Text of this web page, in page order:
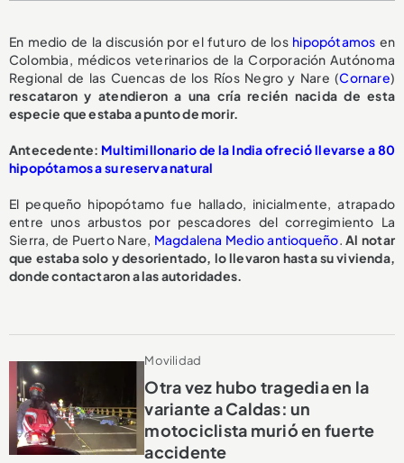
En medio de la discusión por el futuro de los hipopótamos en
Colombia, médicos veterinarios de la Corporación Autónoma
Regional de las Cuencas de los Ríos Negro y Nare (Cornare)
rescataron y atendieron a una cría recién nacida de esta
especie que estaba a punto de morir.
Antecedente: Multimillonario de la India ofreció llevarse a 80
hipopótamos a su reserva natural
El pequeño hipopótamo fue hallado, inicialmente, atrapado
entre unos arbustos por pescadores del corregimiento La
Sierra, de Puerto Nare, Magdalena Medio antioqueño.Al notar
que estaba solo y desorientado, lo llevaron hasta su vivienda,
donde contactaron a las autoridades.
Movilidad
Otra vez hubo tragedia en la
variante a Caldas: un
motociclista murió en fuerte
accidente